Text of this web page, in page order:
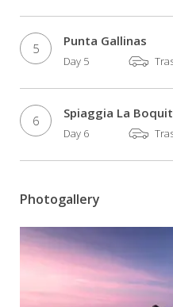
5 Punta Gallinas
Day 5
6 Spiaggia La
Day 6
Photogallery